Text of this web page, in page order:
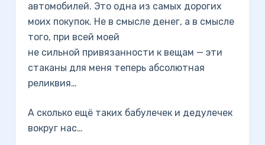
автомобилей. Это одна из самых дорогих
моих покупок. Не в смысле денег, а в смысле
того, при всей моей
не сильной привязанности к вещам — эти
стаканы для меня теперь абсолютная
реликвия…
А сколько ещё таких бабулечек и дедулечек
вокруг нас…